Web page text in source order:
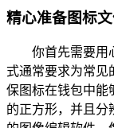
精心准备图标
你首先需要用
式通常要求为常见
保图标在钱包中能
的正方形，并且分